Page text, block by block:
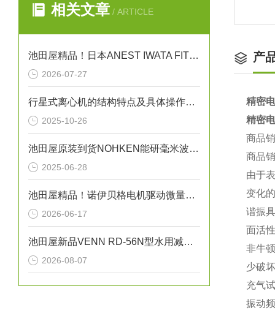
相关文章 / ARTICLE
池田屋精品！日本ANEST IWATA FIT13064B无油活塞式空压机
2026-07-27
行星式离心机的结构特点及具体操作方法
2025-10-26
池田屋原装到货NOHKEN能研毫米波雷达物位计SLR150X
2025-06-28
池田屋精品！诺伊贝格电机驱动微量精密充填点胶机 VMO10 参数介绍
2026-06-17
池田屋新品VENN RD-56N型水用减压阀RD56N-F-L25正式发布
2026-08-07
产
精密
精密
商品
商品
由于
变化
谐振
面活
非牛
少破
充气
振动